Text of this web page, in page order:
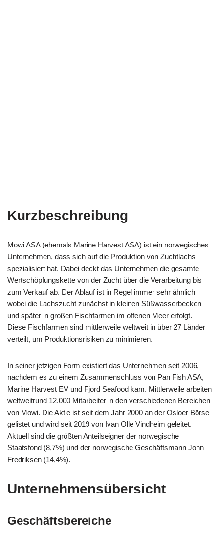
Kurzbeschreibung
Mowi ASA (ehemals Marine Harvest ASA) ist ein norwegisches
Unternehmen, dass sich auf die Produktion von Zuchtlachs
spezialisiert hat. Dabei deckt das Unternehmen die gesamte
Wertschöpfungskette von der Zucht über die Verarbeitung bis
zum Verkauf ab. Der Ablauf ist in Regel immer sehr ähnlich
wobei die Lachszucht zunächst in kleinen Süßwasserbecken
und später in großen Fischfarmen im offenen Meer erfolgt.
Diese Fischfarmen sind mittlerweile weltweit in über 27 Länder
verteilt, um Produktionsrisiken zu minimieren.
In seiner jetzigen Form existiert das Unternehmen seit 2006,
nachdem es zu einem Zusammenschluss von Pan Fish ASA,
Marine Harvest EV und Fjord Seafood kam. Mittlerweile arbeiten
weltweitrund 12.000 Mitarbeiter in den verschiedenen Bereichen
von Mowi. Die Aktie ist seit dem Jahr 2000 an der Osloer Börse
gelistet und wird seit 2019 von Ivan Olle Vindheim geleitet.
Aktuell sind die größten Anteilseigner der norwegische
Staatsfond (8,7%) und der norwegische Geschäftsmann John
Fredriksen (14,4%).
Unternehmensübersicht
Geschäftsbereiche